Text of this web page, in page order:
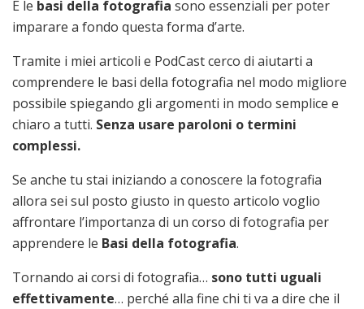
E le basi della fotografia sono essenziali per poter
imparare a fondo questa forma d’arte.
Tramite i miei articoli e PodCast cerco di aiutarti a
comprendere le basi della fotografia nel modo migliore
possibile spiegando gli argomenti in modo semplice e
chiaro a tutti. Senza usare paroloni o termini
complessi.
Se anche tu stai iniziando a conoscere la fotografia
allora sei sul posto giusto in questo articolo voglio
affrontare l’importanza di un corso di fotografia per
apprendere le Basi della fotografia.
Tornando ai corsi di fotografia… sono tutti uguali
effettivamente… perché alla fine chi ti va a dire che il